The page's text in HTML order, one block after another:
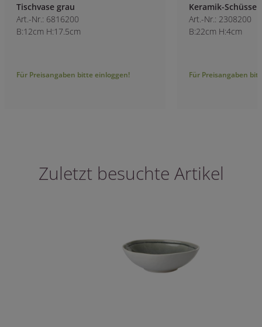
Tischvase grau
Art.-Nr.: 6816200
B:12cm H:17.5cm
Für Preisangaben bitte einloggen!
Keramik-Schüssel
Art.-Nr.: 2308200
B:22cm H:4cm
Für Preisangaben
Zuletzt besuchte Artikel